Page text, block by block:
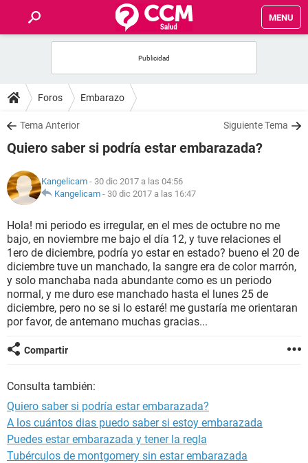
MENU
FOROS
SALUD
FAMILIA
NUTRICIÓN
BIENESTAR
SEXUALIDAD
GLOSARIO
Foros Embarazo
Tema Anterior Siguiente Tema
Quiero saber si podría estar embarazada?
Kangelicam - 30 dic 2017 a las 04:56
Kangelicam - 30 dic 2017 a las 16:47
Hola! mi periodo es irregular, en el mes de octubre no me
bajo, en noviembre me bajo el día 12, y tuve relaciones el
1ero de diciembre, podría yo estar en estado? bueno el 20 de
diciembre tuve un manchado, la sangre era de color marrón,
y solo manchaba nada abundante como es un periodo
normal, y me duro ese manchado hasta el lunes 25 de
diciembre, pero no se si lo estaré! me gustaría me orientaran
por favor, de antemano muchas gracias...
Compartir
Consulta también:
Quiero saber si podría estar embarazada?
A los cuántos dias puedo saber si estoy embarazada
Puedes estar embarazada y tener la regla
Tubérculos de montgomery sin estar embarazada